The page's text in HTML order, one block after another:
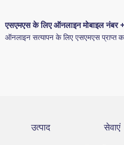
एसएमएस के लिए ऑनलाइन मोबाइल नंबर
ऑनलाइन सत्यापन के लिए एसएमएस प्राप्त
उत्पाद सेवाएं